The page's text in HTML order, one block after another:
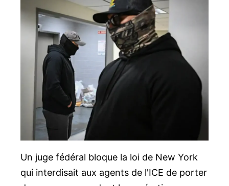
Un juge fédéral bloque la loi de New York
qui interdisait aux agents de l'ICE de porter